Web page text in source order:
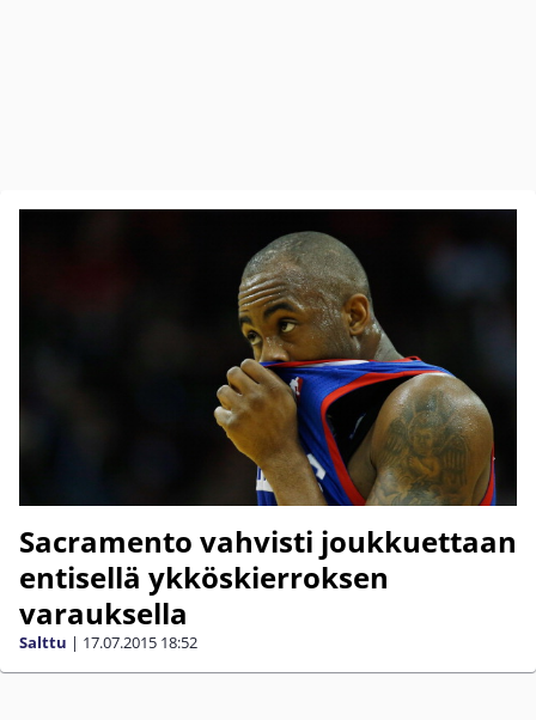
Sacramento vahvisti joukkuettaan
entisellä ykköskierroksen
varauksella
Salttu | 17.07.2015 18:52